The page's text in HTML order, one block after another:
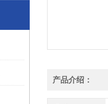
产品介绍：